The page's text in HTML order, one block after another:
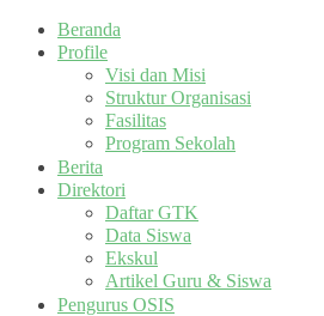
Beranda
Profile
Visi dan Misi
Struktur Organisasi
Fasilitas
Program Sekolah
Berita
Direktori
Daftar GTK
Data Siswa
Ekskul
Artikel Guru & Siswa
Pengurus OSIS